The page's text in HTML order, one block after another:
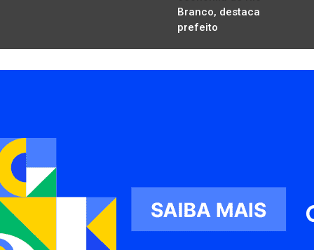
Branco, destaca
prefeito